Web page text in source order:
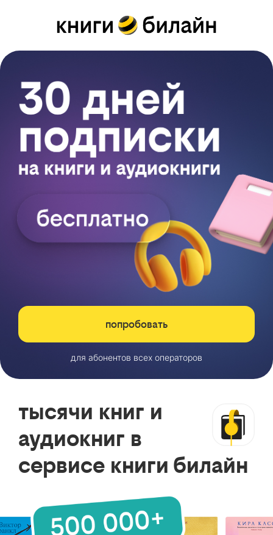
попробовать
для абонентов всех операторов
тысячи книг и
аудиокниг в
сервисе книги билайн